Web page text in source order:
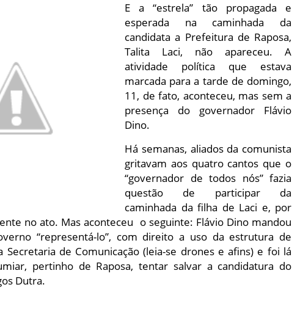
E a “estrela” tão propagada e
esperada na caminhada da
candidata a Prefeitura de Raposa,
Talita Laci, não apareceu. A
atividade política que estava
marcada para a tarde de domingo,
11, de fato, aconteceu, mas sem a
presença do governador Flávio
Dino.
Há semanas, aliados da comunista
gritavam aos quatro cantos que o
“governador de todos nós” fazia
questão de participar da
caminhada da filha de Laci e, por
no ato. Mas aconteceu o seguinte: Flávio Dino mandou
“representá-lo”, com direito a uso da estrutura de
Secretaria de Comunicação (leia-se drones e afins) e foi lá
pertinho de Raposa, tentar salvar a candidatura do
Dutra.